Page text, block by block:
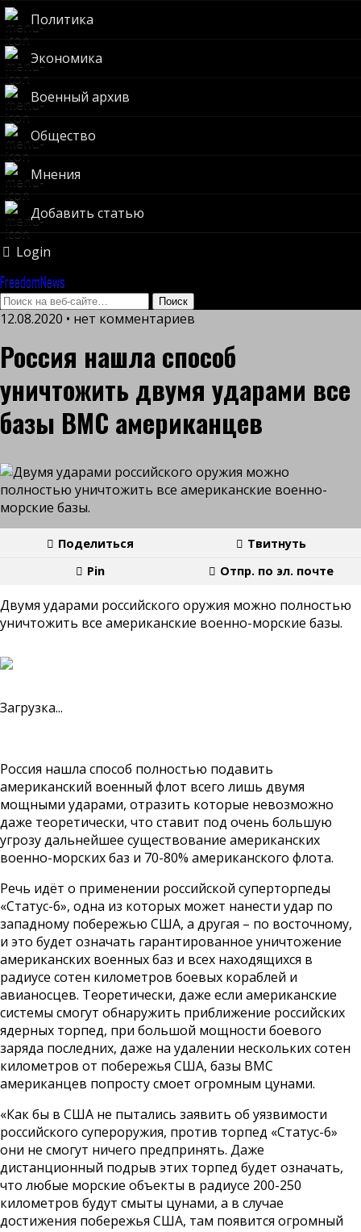
Политика
Экономика
Военный архив
Общество
Мнения
Добавить статью
Login
FreedomNews
12.08.2020 • нет комментариев
Россия нашла способ
уничтожить двумя ударами все
базы ВМС американцев
Поделиться
Твитнуть
Pin
Отпр. по эл. почте
Двумя ударами российского оружия можно полностью
уничтожить все американские военно-морские базы.
Загрузка...
Россия нашла способ полностью подавить
американский военный флот всего лишь двумя
мощными ударами, отразить которые невозможно
даже теоретически, что ставит под очень большую
угрозу дальнейшее существование американских
военно-морских баз и 70-80% американского флота.
Речь идёт о применении российской суперторпеды
«Статус-6», одна из которых может нанести удар по
западному побережью США, а другая – по восточному,
и это будет означать гарантированное уничтожение
американских военных баз и всех находящихся в
радиусе сотен километров боевых кораблей и
авианосцев. Теоретически, даже если американские
системы смогут обнаружить приближение российских
ядерных торпед, при большой мощности боевого
заряда последних, даже на удалении нескольких сотен
километров от побережья США, базы ВМС
американцев попросту смоет огромным цунами.
«Как бы в США не пытались заявить об уязвимости
российского супероружия, против торпед «Статус-6»
они не смогут ничего предпринять. Даже
дистанционный подрыв этих торпед будет означать,
что любые морские объекты в радиусе 200-250
километров будут смыты цунами, а в случае
достижения побережья США, там появится огромный